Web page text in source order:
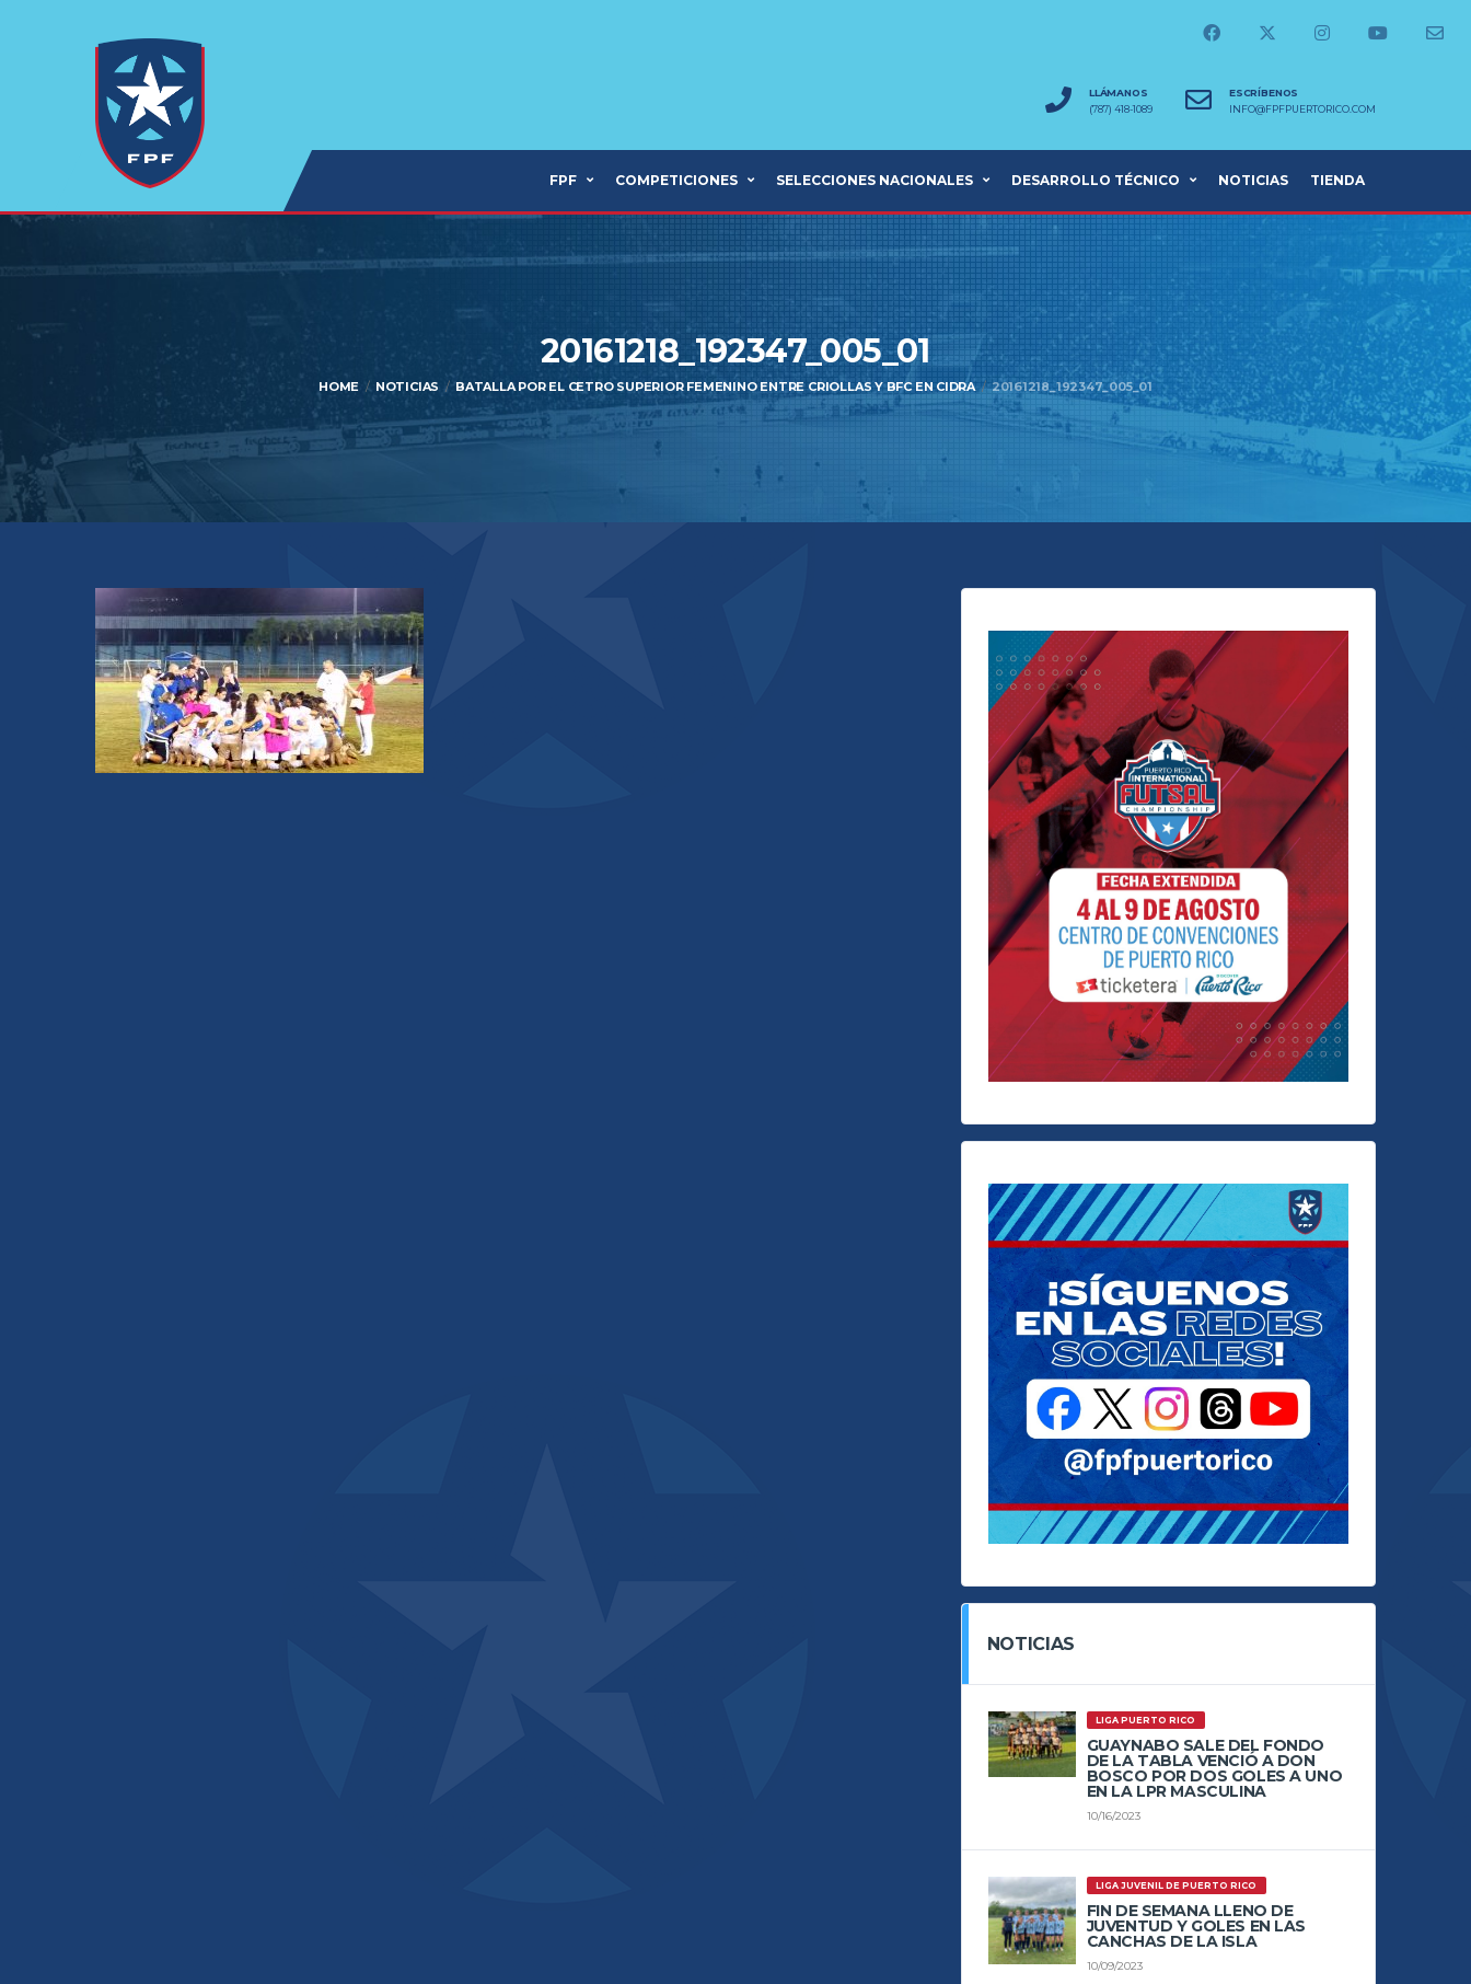
LLÁMANOS
(787) 418-1089
ESCRÍBENOS
INFO@FPFPUERTORICO.COM
FPF COMPETICIONES SELECCIONES NACIONALES DESARROLLO TÉCNICO NOTICIAS TIENDA
20161218_192347_005_01
HOME NOTICIAS BATALLA POR EL CETRO SUPERIOR FEMENINO ENTRE CRIOLLAS Y BFC EN CIDRA 20161218_192347_005_01
NOTICIAS
LIGA PUERTO RICO
GUAYNABO SALE DEL FONDO
DE LA TABLA VENCIÓ A DON
BOSCO POR DOS GOLES A UNO
EN LA LPR MASCULINA
10/16/2023
LIGA JUVENIL DE PUERTO RICO
FIN DE SEMANA LLENO DE
JUVENTUD Y GOLES EN LAS
CANCHAS DE LA ISLA
10/09/2023